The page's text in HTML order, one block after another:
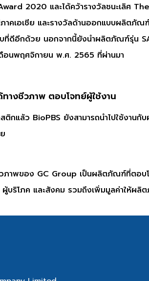
2020 และได้คว้ารางวัลชนะเลิศ
คเอเชีย และรางวัลด้านออกแบบผลิต
ดีอีกด้วย นอกจากนี้ยังนำผลิตภัณฑ์รุ่น
ดือนพฤศจิกายน พ.ศ. 2565 ที่ผ่านมา
งชีวภาพ ตอบโจทย์ผู้ใช้งาน
ติกแล้ว BioPBS ยังสามารถนำไปใช้งา
ภาพของ GC Group เป็นผลิตภัณฑ์ที่ตอ
ผู้บริโภค และสังคม รวมถึงเพิ่มมูลค่าใ